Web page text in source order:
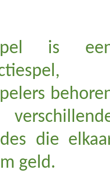
is
die
geld.